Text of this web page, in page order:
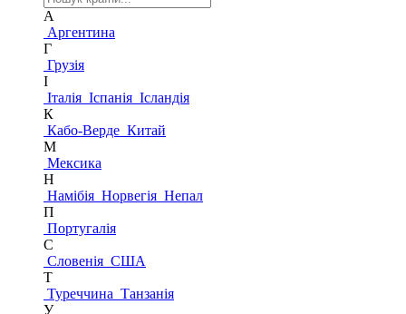
А
Аргентина
Г
Грузія
І
Італія Іспанія Ісландія
К
Кабо-Верде Китай
М
Мексика
Н
Намібія Норвегія Непал
П
Португалія
С
Словенія США
Т
Туреччина Танзанія
У